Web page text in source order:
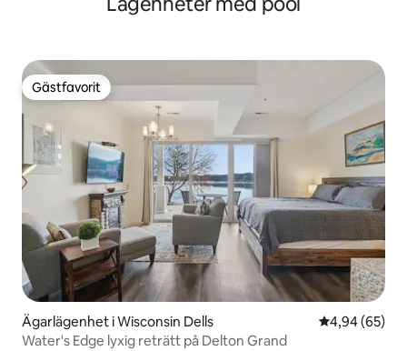
Gästfavorit
Gästfavorit
Ägarlägenhet i Wisconsin Dells 4,94 av 5 i
4,94 (65)
Water's Edge lyxig reträtt på Delton Grand